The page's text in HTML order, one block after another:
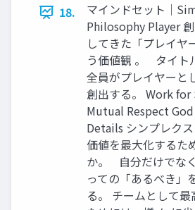
18.
マインドセット｜
Philosophy Player
してきた「プレイヤ
う価値観 。 タイト
全員がプレイヤーと
創出する。 Work
Mutual Respect
Details シンプレク
価値を最大化するた
か。 自分だけでな
っての「あるべき」
る。 チームとして